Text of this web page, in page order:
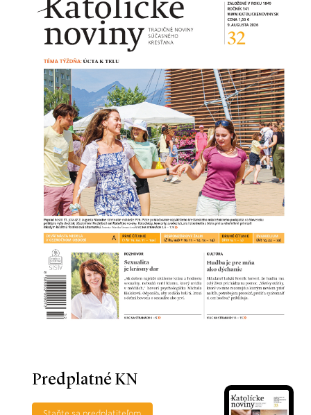
Predplatné KN